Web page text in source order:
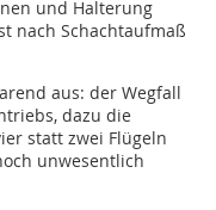
und Halterung
nach Schachtaufmaß
aus: der Wegfall
dazu die
statt zwei Flügeln
unwesentlich